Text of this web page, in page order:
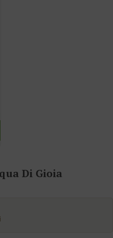
Di Gioia